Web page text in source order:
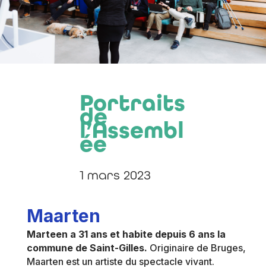
Portraits
de
l’Assembl
ée
1 mars 2023
Maarten
Marteen a 31 ans et habite depuis 6 ans la
commune de Saint-Gilles. Originaire de Bruges,
Maarten est un artiste du spectacle vivant.